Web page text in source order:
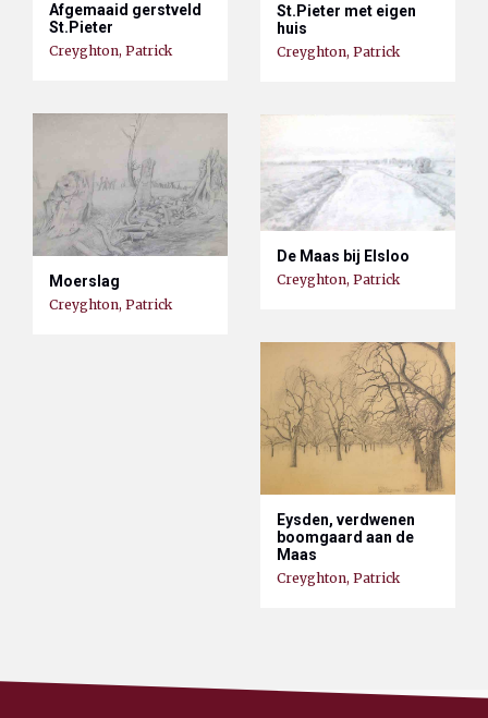
Afgemaaid gerstveld
St.Pieter
Creyghton, Patrick
St.Pieter met eigen
huis
Creyghton, Patrick
Moerslag
Creyghton, Patrick
De Maas bij Elsloo
Creyghton, Patrick
Eysden, verdwenen
boomgaard aan de
Maas
Creyghton, Patrick